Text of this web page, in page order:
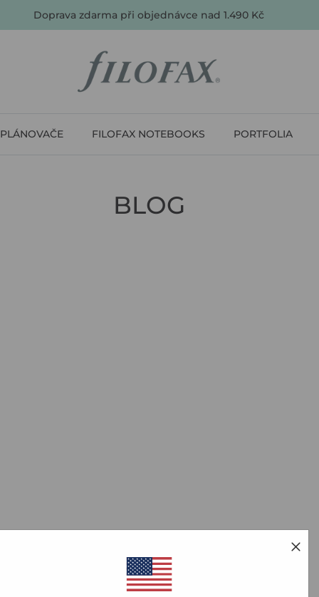
Doprava zdarma při objednávce nad 1.490 Kč
PLÁNOVAČE FILOFAX NOTEBOOKS PORTFOLIA
BLOG